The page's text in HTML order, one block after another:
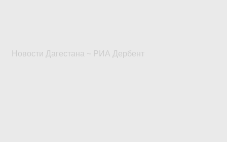
Новости Дагестана ~ РИА Дербент